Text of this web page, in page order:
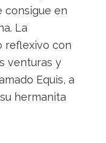
consigue en
La
reflexivo con
venturas y
Equis, a
hermanita